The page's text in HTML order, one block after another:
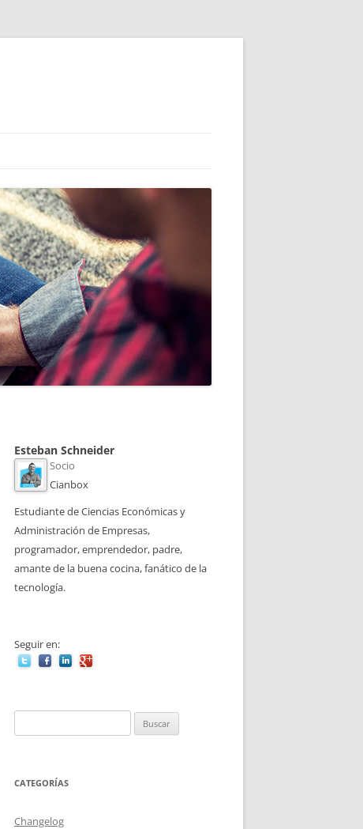
Esteban Schneider
Socio
Cianbox
Estudiante de Ciencias Económicas y
Administración de Empresas,
programador, emprendedor, padre,
amante de la buena cocina, fanático de la
tecnología.
Seguir en:
CATEGORÍAS
Changelog